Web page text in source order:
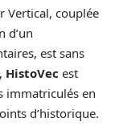
Vertical, couplée
d’un
est sans
HistoVec est
immatriculés en
d’historique.